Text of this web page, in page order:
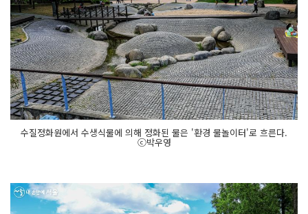
수질정화원에서 수생식물에 의해 정화된 물은 '환경 물놀이터'로 흐른다.
ⓒ박우영